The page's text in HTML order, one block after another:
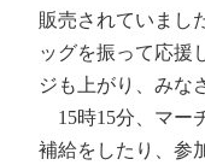
販売されていまし
ッグを振って応援
ジも上がり、みな
15時15分、マー
補給をしたり、参